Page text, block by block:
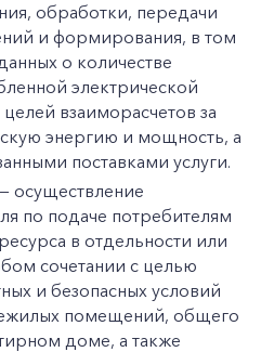
обработки, передачи
и формирования, в том
о количестве
электрической
взаиморасчетов за
энергию и мощность, а
поставками услуги.
— осуществление
по подаче потребителям
в отдельности или
сочетании с целью
и безопасных условий
помещений, общего
доме, а также